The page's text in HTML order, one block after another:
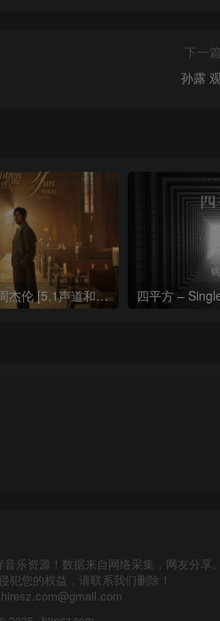
下一
孙露
太阳之子 – 周杰伦 [5.1声道和192k母带] 四平方 –
乐资源！数据来自网络采集，网友分享
犯您的权益，请联系我们删除！
hiresz.com@gmail.com